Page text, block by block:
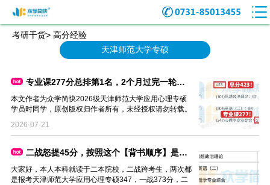
考研干货> 高分经验
天津师范大学专硕
专业课277分总排第1名，2个月过完一轮背诵！不慌！| 心理学考研高分经验
本文作者为众学简快2026级天津师范大学应用心理专硕
学员时同学，原创版权归作者所有，未经授权请勿转载。
2026-07-21
二战怒提45分，按照这个【背书顺序】是我专业课272分的关键
大家好，本人本科就读于二本院校，二战跨考生，两次都
是报考天津师范大学应用心理专硕347，一战373分，二